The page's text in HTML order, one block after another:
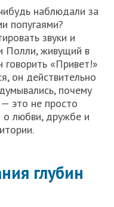
наблюдали за
попугаями?
звуки и
Полли, живущий в
говорить «Привет!»
он действительно
почему
это не просто
о любви, дружбе и
глубин